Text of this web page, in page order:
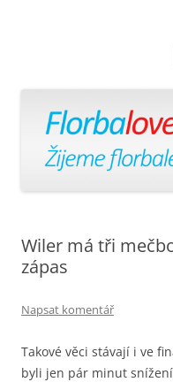
Wiler má tři
zápas
Napsat komentář
Takové věci stávají i ve
byli jen pár minut